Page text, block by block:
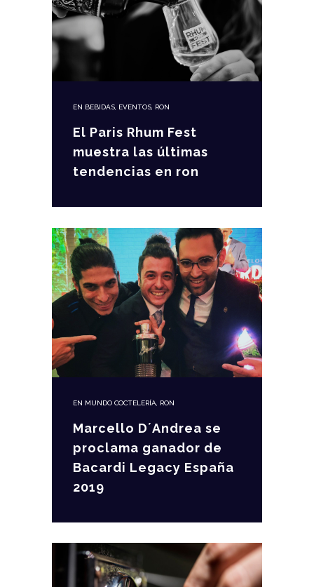
EN BEBIDAS EVENTOS RON
El Paris Rhum Fest
muestra las últimas
tendencias en ron
EN MUNDO COCTELERÍA RON
Marcello D´Andrea se
proclama ganador de
Bacardi Legacy España
2019